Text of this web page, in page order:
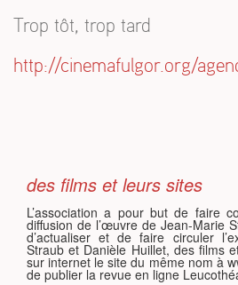
Trop tôt, trop tard
http://cinemafulgor.org/
des films et leurs sites
L’association a pour but de faire
diffusion de l’œuvre de Jean-Marie
d’actualiser et de faire circuler
Straub et Danièle Huillet, des films
sur internet le site du même nom à
de publier la revue en ligne